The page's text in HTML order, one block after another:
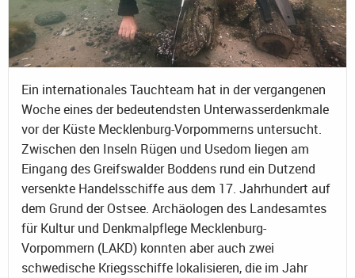
Ein internationales Tauchteam hat in der vergangenen
Woche eines der bedeutendsten Unterwasserdenkmale
vor der Küste Mecklenburg-Vorpommerns untersucht.
Zwischen den Inseln Rügen und Usedom liegen am
Eingang des Greifswalder Boddens rund ein Dutzend
versenkte Handelsschiffe aus dem 17. Jahrhundert auf
dem Grund der Ostsee. Archäologen des Landesamtes
für Kultur und Denkmalpflege Mecklenburg-
Vorpommern (LAKD) konnten aber auch zwei
schwedische Kriegsschiffe lokalisieren, die im Jahr